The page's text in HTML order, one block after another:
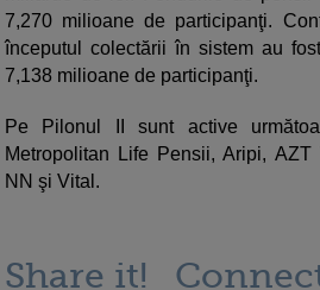
7,270 milioane de participanţi.
începutul colectării în sistem au
7,138 milioane de participanţi.
Pe Pilonul II sunt active
Metropolitan Life Pensii, Aripi,
NN şi Vital.
Share it!